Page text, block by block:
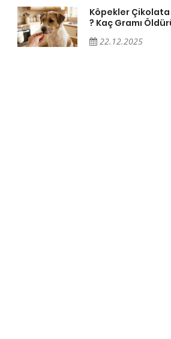
Köpekler Çikolata
? Kaç Gramı
22.12.2025